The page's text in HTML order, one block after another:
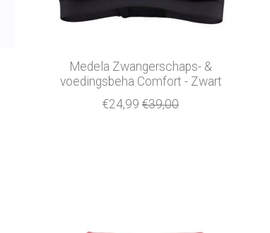
Medela Zwangerschaps- &
voedingsbeha Comfort - Zwart
€24,99 €39,00